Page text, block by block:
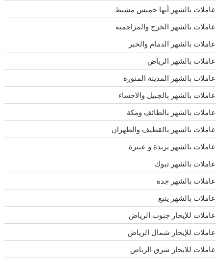
عاملات بالشهر أبها خميس مشيط
عاملات بالشهر الخرج والمزاحميه
عاملات بالشهر الدمام والخبر
عاملات بالشهر الرياض
عاملات بالشهر المدينة المنورة
عاملات بالشهر بالجبيل والاحساء
عاملات بالشهر بالطائف ومكة
عاملات بالشهر بالقطيف والظهران
عاملات بالشهر بريدة و عنيزة
عاملات بالشهر تبوك
عاملات بالشهر جده
عاملات بالشهر ينبع
عاملات للإيجار جنوب الرياض
عاملات للإيجار شمال الرياض
عاملات للايجار شرق الرياض